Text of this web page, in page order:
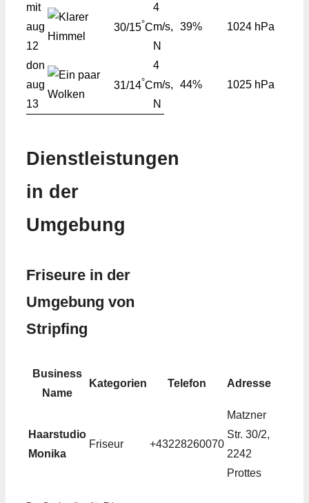
mit
aug
12
30/15°C
4
m/s,
N
39% 1024 hPa
don
aug
13
31/14°C
4
m/s,
N
44% 1025 hPa
Dienstleistungen
in der
Umgebung
Friseure in der
Umgebung von
Stripfing
Business
Name
Kategorien Telefon Adresse
Haarstudio
Monika
Friseur +43228260070
Matzner
Str. 30/2,
2242
Prottes